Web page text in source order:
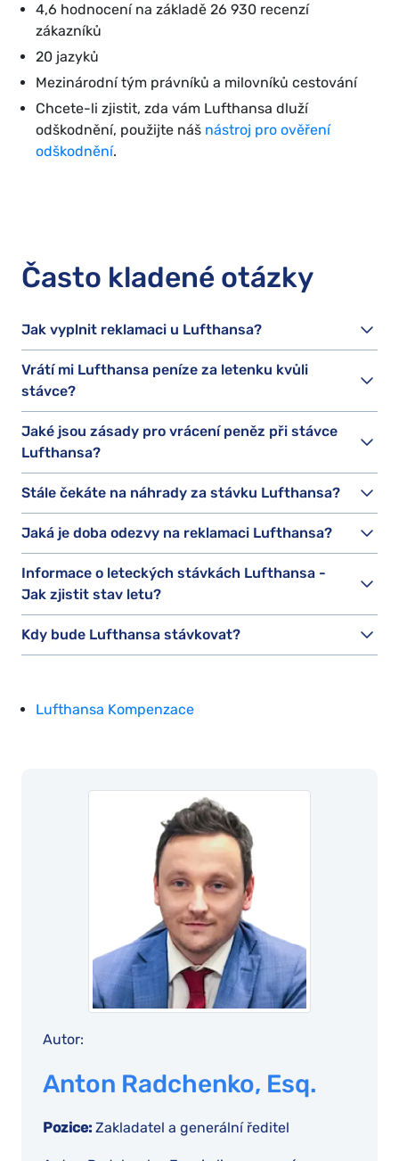
4,6 hodnocení na základě 26 930 recenzí
zákazníků
20 jazyků
Mezinárodní tým právníků a milovníků cestování
Chcete-li zjistit, zda vám Lufthansa dluží
odškodnění, použijte náš nástroj pro ověření
odškodnění.
Často kladené otázky
Jak vyplnit reklamaci u Lufthansa?
Vrátí mi Lufthansa peníze za letenku kvůli
stávce?
Jaké jsou zásady pro vrácení peněz při stávce
Lufthansa?
Stále čekáte na náhrady za stávku Lufthansa?
Jaká je doba odezvy na reklamaci Lufthansa?
Informace o leteckých stávkách Lufthansa -
Jak zjistit stav letu?
Kdy bude Lufthansa stávkovat?
Lufthansa Kompenzace
Autor:
Anton Radchenko, Esq.
Pozice: Zakladatel a generální ředitel